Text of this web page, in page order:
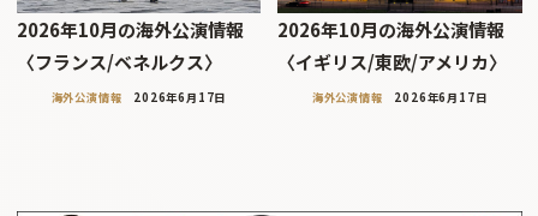
2026年10月の海外公演情報
〈フランス/ベネルクス〉
海外公演情報 2026年6月17日
2026年10月の海外公演情報
〈イギリス/東欧/アメリカ〉
海外公演情報 2026年6月17日